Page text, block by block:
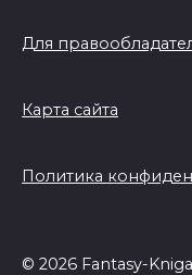
Для
Карта сайта
Политика
© 2026 Fantasy-